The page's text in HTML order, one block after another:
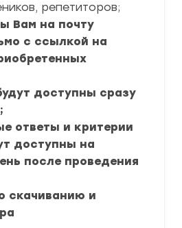
репетиторов;
Вам на почту
с ссылкой на
доступны сразу
ответы и критерии
доступны на
после проведения
скачиванию и